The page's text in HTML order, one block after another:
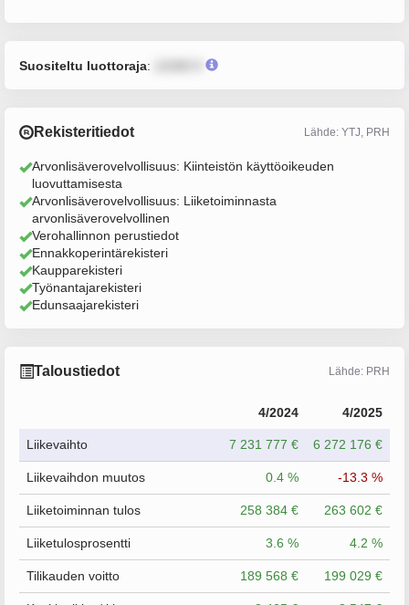
Suositeltu luottoraja:
Rekisteritiedot Lähde: YTJ, PRH
Arvonlisäverovelvollisuus: Kiinteistön käyttöoikeuden
luovuttamisesta
Arvonlisäverovelvollisuus: Liiketoiminnasta
arvonlisäverovelvollinen
Verohallinnon perustiedot
Ennakkoperintärekisteri
Kaupparekisteri
Työnantajarekisteri
Edunsaajarekisteri
Taloustiedot Lähde: PRH
4/2024 4/2025
Liikevaihto 7 231 777 € 6 272 176 €
Liikevaihdon muutos 0.4 % -13.3 %
Liiketoiminnan tulos 258 384 € 263 602 €
Liiketulosprosentti 3.6 % 4.2 %
Tilikauden voitto 189 568 € 199 029 €